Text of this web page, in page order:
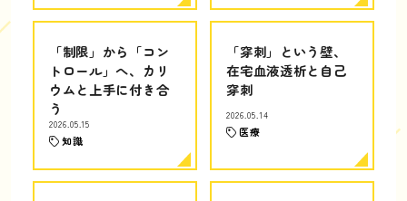
「制限」から「コン
トロール」へ、カリ
ウムと上手に付き合
う
2026.05.15
知識
「穿刺」という壁、
在宅血液透析と自己
穿刺
2026.05.14
医療